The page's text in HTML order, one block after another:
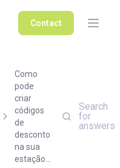
Contact
Como
pode
criar
códigos
de
desconto
na sua
estação...
Search
for
answers